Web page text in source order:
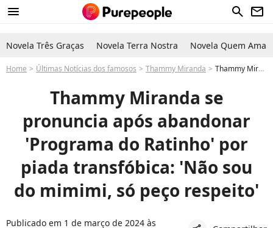
menu search newsletter
Novela Três Graças Novela Terra Nostra Novela Quem Ama
Home Últimas Notícias dos famosos Thammy Miranda Thammy Miranda abandona 'Programa do Ratinho' após piada transfóbica. Entenda a polêmica
Thammy Miranda se
pronuncia após abandonar
'Programa do Ratinho' por
piada transfóbica: 'Não sou
do mimimi, só peço respeito'
Publicado em 1 de março de 2024 às